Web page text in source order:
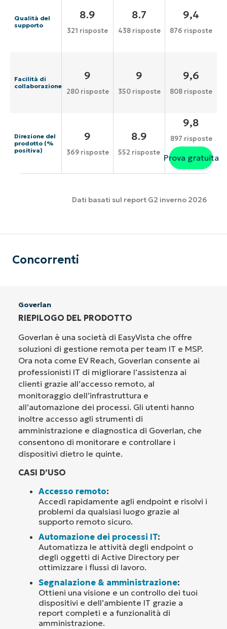
Qualità del
supporto
8.9
321 risposte
8.7
438 risposte
9,4
876 risposte
Facilità di
collaborazione
9
280 risposte
9
350 risposte
9,6
808 risposte
Direzione del
prodotto (%
positiva)
9
369 risposte
8.9
552 risposte
9,8
897 risposte
Prova gratuita
Dati basati sul report G2 inverno 2026
Concorrenti
Goverlan
RIEPILOGO DEL PRODOTTO
Goverlan è una società di EasyVista che offre
soluzioni di gestione remota per team IT e MSP.
Ora nota come EV Reach, Goverlan consente ai
professionisti IT di migliorare l’assistenza ai
clienti grazie all’accesso remoto, al
monitoraggio dell’infrastruttura e
all’automazione dei processi. Gli utenti hanno
inoltre accesso agli strumenti di
amministrazione e diagnostica di Goverlan, che
consentono di monitorare e controllare i
dispositivi dietro le quinte.
CASI D’USO
Accesso remoto:
Accedi rapidamente agli endpoint e risolvi i
problemi da qualsiasi luogo grazie al
supporto remoto sicuro.
Automazione dei processi IT:
Automatizza le attività degli endpoint o
degli oggetti di Active Directory per
ottimizzare i flussi di lavoro.
Segnalazione & amministrazione:
Ottieni una visione e un controllo dei tuoi
dispositivi e dell’ambiente IT grazie a
report completi e a funzionalità di
amministrazione.